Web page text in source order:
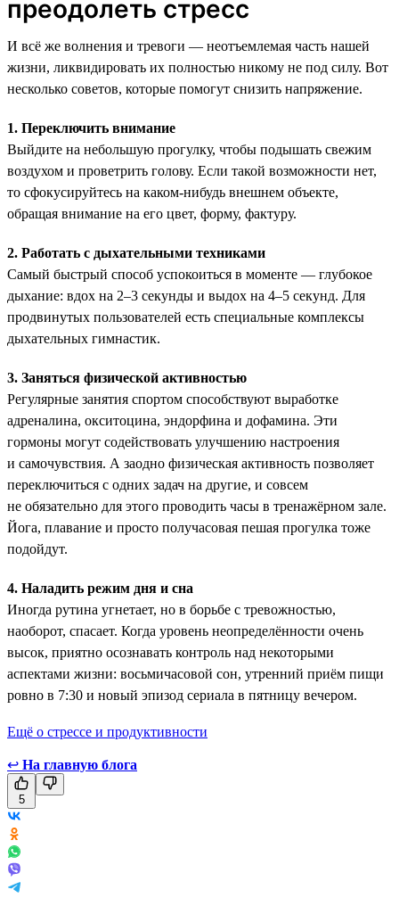
преодолеть стресс
И всё же волнения и тревоги — неотъемлемая часть нашей
жизни, ликвидировать их полностью никому не под силу. Вот
несколько советов, которые помогут снизить напряжение.
1. Переключить внимание
Выйдите на небольшую прогулку, чтобы подышать свежим
воздухом и проветрить голову. Если такой возможности нет,
то сфокусируйтесь на каком-нибудь внешнем объекте,
обращая внимание на его цвет, форму, фактуру.
2. Работать с дыхательными техниками
Самый быстрый способ успокоиться в моменте — глубокое
дыхание: вдох на 2–3 секунды и выдох на 4–5 секунд. Для
продвинутых пользователей есть специальные комплексы
дыхательных гимнастик.
3. Заняться физической активностью
Регулярные занятия спортом способствуют выработке
адреналина, окситоцина, эндорфина и дофамина. Эти
гормоны ­могут содействовать улучшению настроения
и самочувствия. А заодно физическая активность позволяет
переключиться с одних задач на другие, и совсем
не обязательно для этого проводить часы в тренажёрном зале.
Йога, плавание и просто получасовая пешая прогулка тоже
подойдут.
4. Наладить режим дня и сна
Иногда рутина угнетает, но в борьбе с тревожностью,
наоборот, спасает. Когда уровень неопределённости очень
высок, приятно осознавать контроль над некоторыми
аспектами жизни: восьмичасовой сон, утренний приём пищи
ровно в 7:30 и новый эпизод сериала в пятницу вечером.
Ещё о стрессе и продуктивности
↩ На главную блога
5